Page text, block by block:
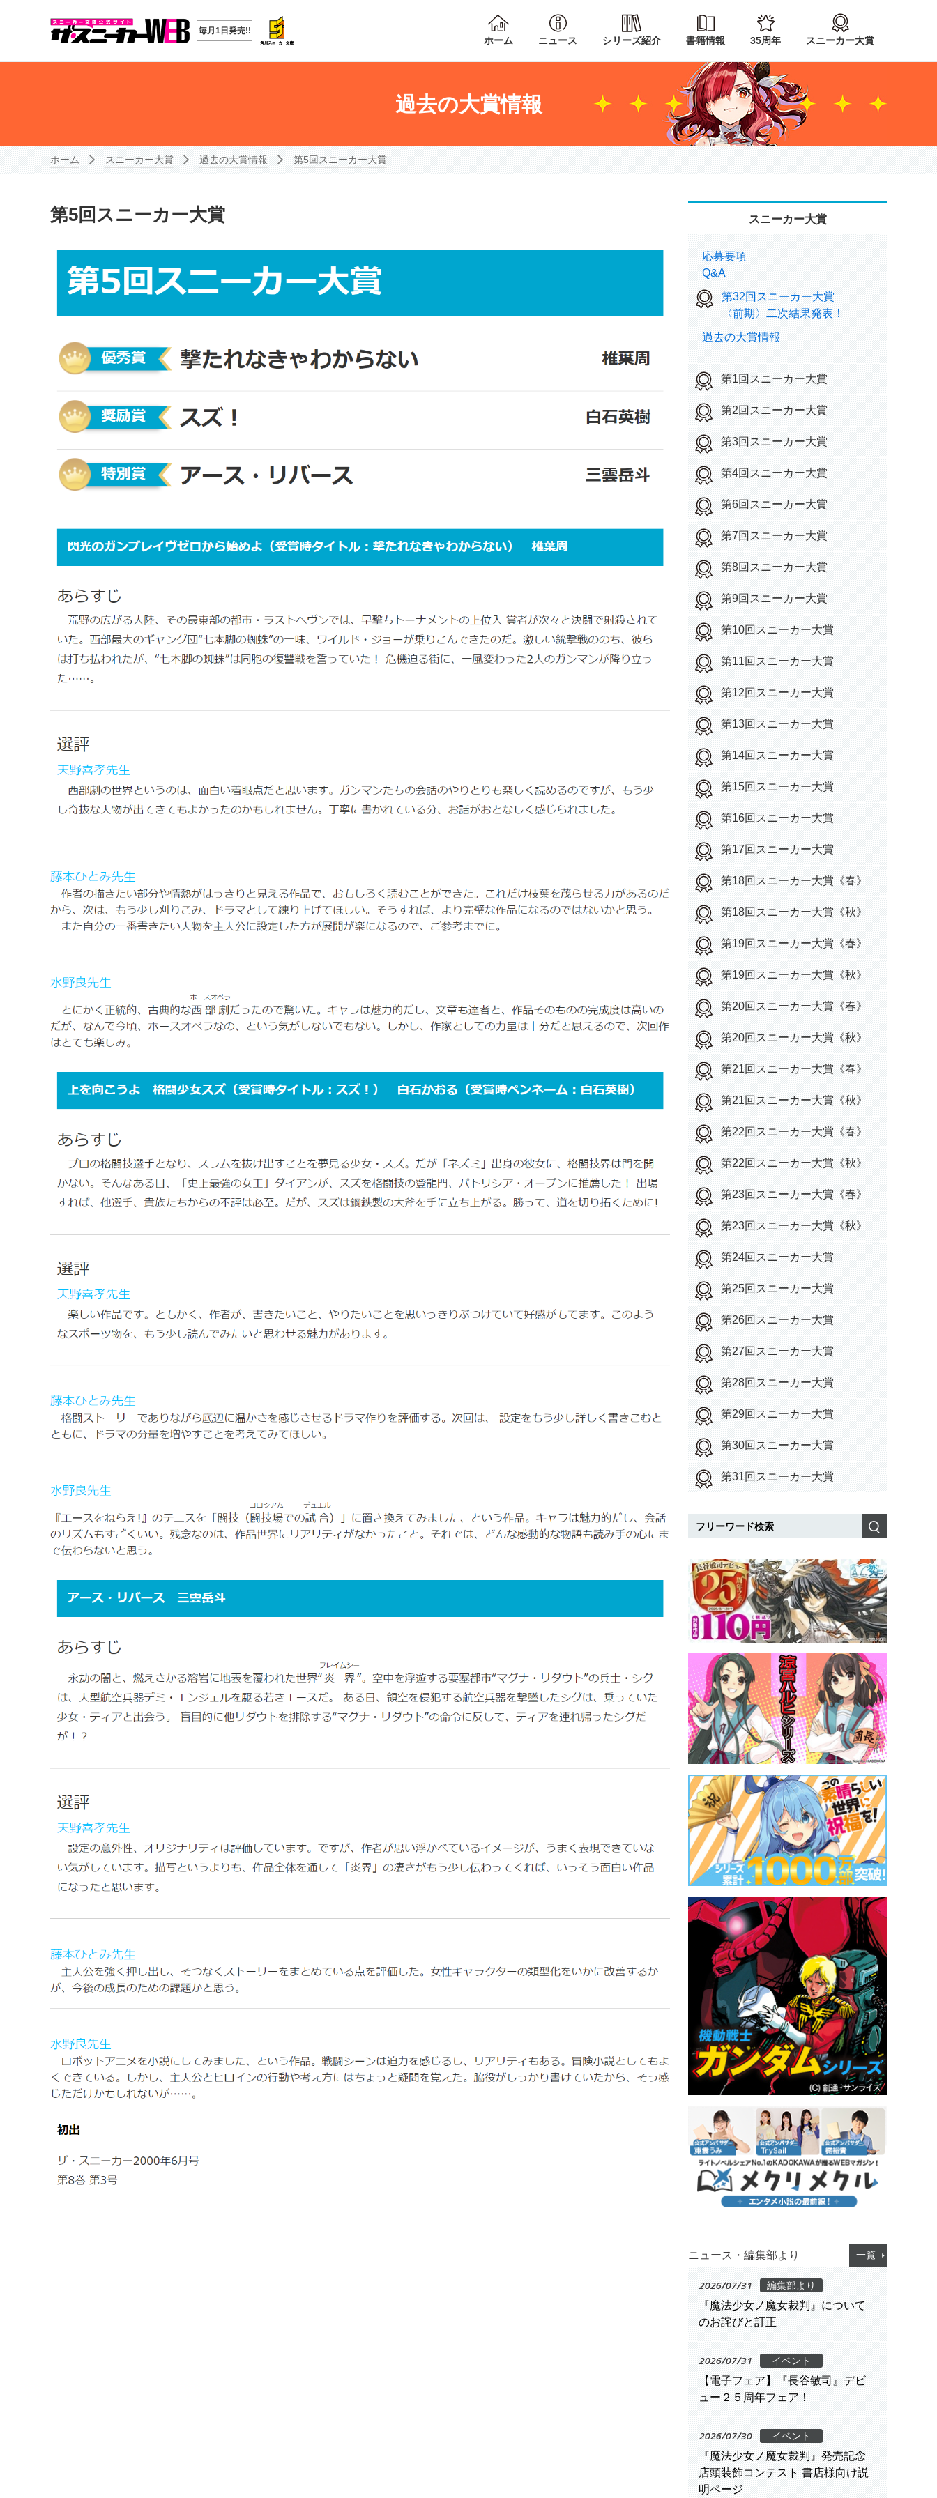
毎月1日発売!!
ホーム ニュース シリーズ紹介 書籍情報 35周年 スニーカー大賞
過去の大賞情報
ホーム スニーカー大賞 過去の大賞情報 第5回スニーカー大賞
第5回スニーカー大賞 スニーカー大賞
応募要項
Q&A
第32回スニーカー大賞
〈前期〉二次結果発表！
過去の大賞情報
第1回スニーカー大賞
第2回スニーカー大賞
第3回スニーカー大賞
第4回スニーカー大賞
第6回スニーカー大賞
第7回スニーカー大賞
第8回スニーカー大賞
第9回スニーカー大賞
第10回スニーカー大賞
第11回スニーカー大賞
第12回スニーカー大賞
第13回スニーカー大賞
第14回スニーカー大賞
第15回スニーカー大賞
第16回スニーカー大賞
第17回スニーカー大賞
第18回スニーカー大賞《春》
第18回スニーカー大賞《秋》
第19回スニーカー大賞《春》
第19回スニーカー大賞《秋》
第20回スニーカー大賞《春》
第20回スニーカー大賞《秋》
第21回スニーカー大賞《春》
第21回スニーカー大賞《秋》
第22回スニーカー大賞《春》
第22回スニーカー大賞《秋》
第23回スニーカー大賞《春》
第23回スニーカー大賞《秋》
第24回スニーカー大賞
第25回スニーカー大賞
第26回スニーカー大賞
第27回スニーカー大賞
第28回スニーカー大賞
第29回スニーカー大賞
第30回スニーカー大賞
第31回スニーカー大賞
ニュース・編集部より 一覧
2026/07/31 編集部より
『魔法少女ノ魔女裁判』について
のお詫びと訂正
2026/07/31 イベント
【電子フェア】『長谷敏司』デビ
ュー２５周年フェア！
2026/07/30 イベント
『魔法少女ノ魔女裁判』発売記念
店頭装飾コンテスト 書店様向け説
明ページ